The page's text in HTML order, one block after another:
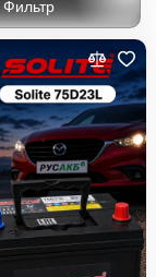
Фильтр